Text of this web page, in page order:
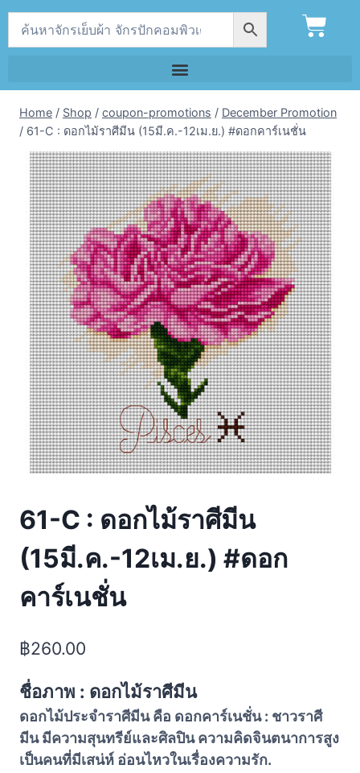
Home / Shop / coupon-promotions / December Promotion
/ 61-C : ดอกไม้ราศีมีน (15มี.ค.-12เม.ย.) #ดอกคาร์เนชั่น
61-C : ดอกไม้ราศีมีน
(15มี.ค.-12เม.ย.) #ดอก
คาร์เนชั่น
฿260.00
ชื่อภาพ : ดอกไม้ราศีมีน
ดอกไม้ประจำราศีมีน คือ ดอกคาร์เนชั่น : ชาวราศี
มีน มีความสุนทรีย์และศิลปิน ความคิดจินตนาการสูง
เป็นคนที่มีเสน่ห์ อ่อนไหวในเรื่องความรัก.